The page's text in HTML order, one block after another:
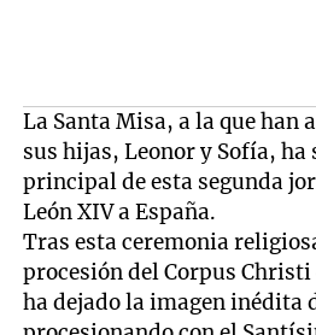
La Santa Misa, a la que han
sus hijas, Leonor y Sofía, ha
principal de esta segunda
León XIV a España.
Tras esta ceremonia
procesión del Corpus Christi
ha dejado la imagen inédita